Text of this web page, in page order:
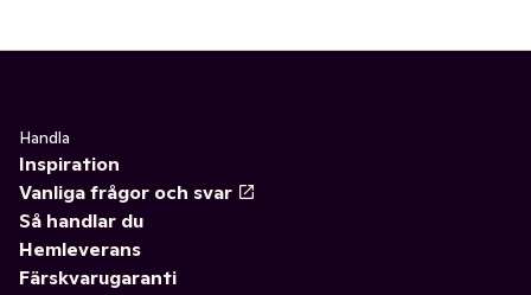
Handla
Inspiration
Vanliga frågor och svar
Så handlar du
Hemleverans
Färskvarugaranti